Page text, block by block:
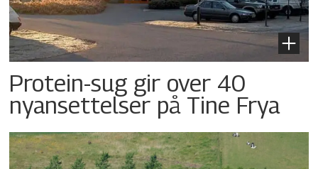
Protein-sug gir over 40
nyansettelser på Tine Frya